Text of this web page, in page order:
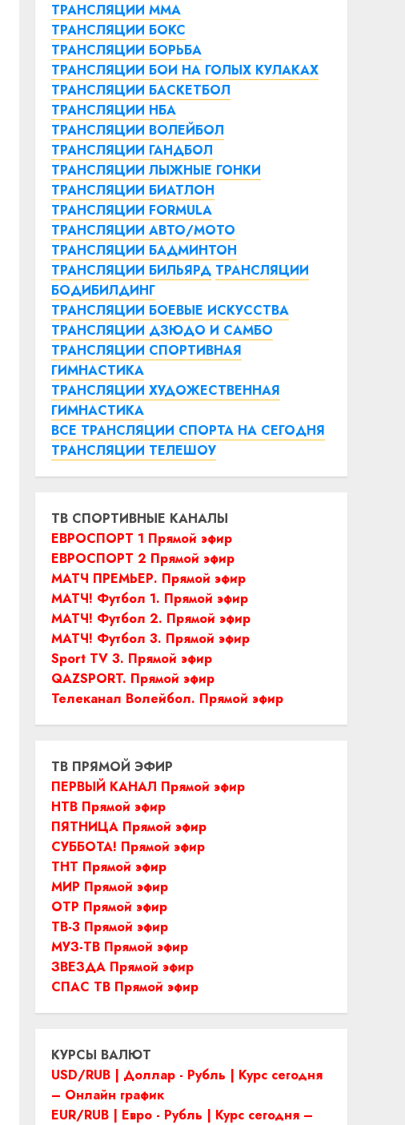
ТРАНСЛЯЦИИ ММА
ТРАНСЛЯЦИИ БОКС
ТРАНСЛЯЦИИ БОРЬБА
ТРАНСЛЯЦИИ БОИ НА ГОЛЫХ КУЛАКАХ
ТРАНСЛЯЦИИ БАСКЕТБОЛ
ТРАНСЛЯЦИИ НБА
ТРАНСЛЯЦИИ ВОЛЕЙБОЛ
ТРАНСЛЯЦИИ ГАНДБОЛ
ТРАНСЛЯЦИИ ЛЫЖНЫЕ ГОНКИ
ТРАНСЛЯЦИИ БИАТЛОН
ТРАНСЛЯЦИИ FORMULA
ТРАНСЛЯЦИИ АВТО/МОТО
ТРАНСЛЯЦИИ БАДМИНТОН
ТРАНСЛЯЦИИ БИЛЬЯРД ТРАНСЛЯЦИИ
БОДИБИЛДИНГ
ТРАНСЛЯЦИИ БОЕВЫЕ ИСКУССТВА
ТРАНСЛЯЦИИ ДЗЮДО И САМБО
ТРАНСЛЯЦИИ СПОРТИВНАЯ
ГИМНАСТИКА
ТРАНСЛЯЦИИ ХУДОЖЕСТВЕННАЯ
ГИМНАСТИКА
ВСЕ ТРАНСЛЯЦИИ СПОРТА НА СЕГОДНЯ
ТРАНСЛЯЦИИ ТЕЛЕШОУ
ТВ СПОРТИВНЫЕ КАНАЛЫ
ЕВРОСПОРТ 1 Прямой эфир
ЕВРОСПОРТ 2 Прямой эфир
МАТЧ ПРЕМЬЕР. Прямой эфир
МАТЧ! Футбол 1. Прямой эфир
МАТЧ! Футбол 2. Прямой эфир
МАТЧ! Футбол 3. Прямой эфир
Sport TV 3. Прямой эфир
QAZSPORT. Прямой эфир
Телеканал Волейбол. Прямой эфир
ТВ ПРЯМОЙ ЭФИР
ПЕРВЫЙ КАНАЛ Прямой эфир
НТВ Прямой эфир
ПЯТНИЦА Прямой эфир
СУББОТА! Прямой эфир
ТНТ Прямой эфир
МИР Прямой эфир
ОТР Прямой эфир
ТВ-3 Прямой эфир
МУЗ-ТВ Прямой эфир
ЗВЕЗДА Прямой эфир
СПАС ТВ Прямой эфир
КУРСЫ ВАЛЮТ
USD/RUB | Доллар - Рубль | Курс сегодня
– Онлайн график
EUR/RUB | Евро - Рубль | Курс сегодня –